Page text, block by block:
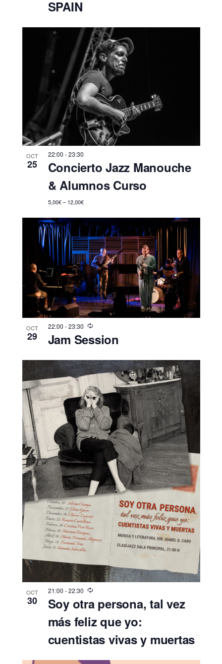
SPAIN
OCT
25
22:00 -23:30
Concierto Jazz Manouche
& Alumnos Curso
5,00€ – 12,00€
OCT
29
22:00 -23:30
Jam Session
OCT
30
21:00 -22:30
Soy otra persona, tal vez
más feliz que yo:
cuentistas vivas y muertas